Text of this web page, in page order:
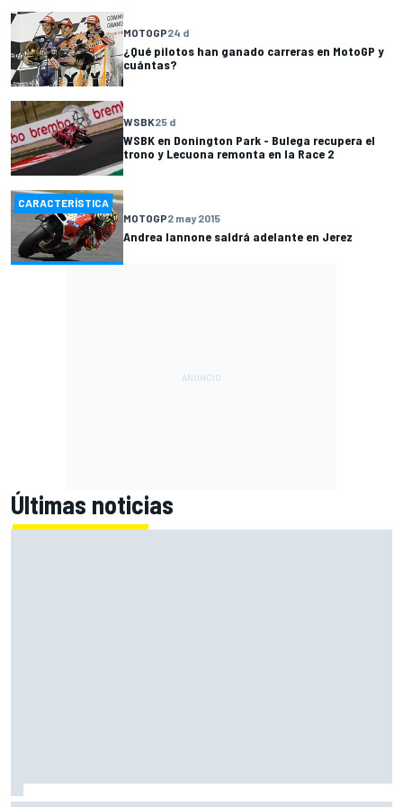
MOTOGP24 d
¿Qué pilotos han ganado carreras en MotoGP y
cuántas?
WSBK25 d
WSBK en Donington Park - Bulega recupera el
trono y Lecuona remonta en la Race 2
CARACTERÍSTICA
MOTOGP2 may 2015
Andrea Iannone saldrá adelante en Jerez
Últimas noticias